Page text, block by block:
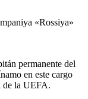
«Rossiya»
permanente del
en este cargo
de la UEFA.